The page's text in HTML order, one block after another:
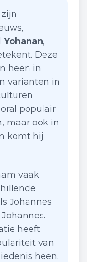
Yohanan,
Deze
heen in
varianten in
populair
maar ook in
komt hij
vaak
Johannes
heeft
van
heen.